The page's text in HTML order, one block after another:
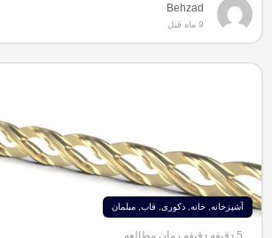
Behzad
9 ماه قبل
آشپزخانه خانه دکوری قاب مبلمان
5 دقیقه دقیقه زمان مطالعه